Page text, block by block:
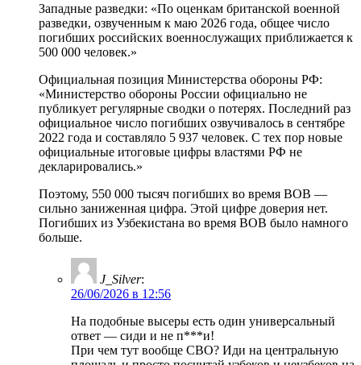
Западные разведки: «По оценкам британской военной
разведки, озвученным к маю 2026 года, общее число
погибших российских военнослужащих приближается к
500 000 человек.»
Официальная позиция Министерства обороны РФ:
«Министерство обороны России официально не
публикует регулярные сводки о потерях. Последний раз
официальное число погибших озвучивалось в сентябре
2022 года и составляло 5 937 человек. С тех пор новые
официальные итоговые цифры властями РФ не
декларировались.»
Поэтому, 550 000 тысяч погибших во время ВОВ —
сильно заниженная цифра. Этой цифре доверия нет.
Погибших из Узбекистана во время ВОВ было намного
больше.
J_Silver:
26/06/2026 в 12:56
На подобные высеры есть один универсальный
ответ — сиди и не п***и!
При чем тут вообще СВО? Иди на центральную